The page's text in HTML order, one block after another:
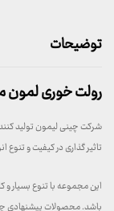
توضیحات
رولت خوری
شرکت چینی لیمون تولید
تاثیر گذاری در کیفیت و
این مجموعه با تنوع بسیار و